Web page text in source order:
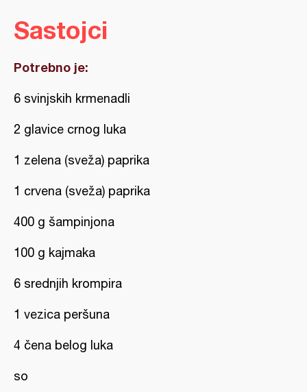
Sastojci
Potrebno je:
6 svinjskih krmenadli
2 glavice crnog luka
1 zelena (sveža) paprika
1 crvena (sveža) paprika
400 g šampinjona
100 g kajmaka
6 srednjih krompira
1 vezica peršuna
4 čena belog luka
so